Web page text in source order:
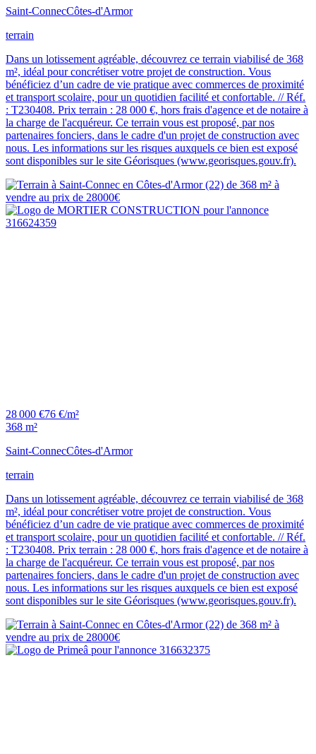
Saint-ConnecCôtes-d'Armor
terrain
Dans un lotissement agréable, découvrez ce terrain viabilisé de 368
m², idéal pour concrétiser votre projet de construction. Vous
bénéficiez d’un cadre de vie pratique avec commerces de proximité
et transport scolaire, pour un quotidien facilité et confortable. // Réf.
: T230408. Prix terrain : 28 000 €, hors frais d'agence et de notaire à
la charge de l'acquéreur. Ce terrain vous est proposé, par nos
partenaires fonciers, dans le cadre d'un projet de construction avec
nous. Les informations sur les risques auxquels ce bien est exposé
sont disponibles sur le site Géorisques (www.georisques.gouv.fr).
28 000 €76 €/m²
368 m²
Saint-ConnecCôtes-d'Armor
terrain
Dans un lotissement agréable, découvrez ce terrain viabilisé de 368
m², idéal pour concrétiser votre projet de construction. Vous
bénéficiez d’un cadre de vie pratique avec commerces de proximité
et transport scolaire, pour un quotidien facilité et confortable. // Réf.
: T230408. Prix terrain : 28 000 €, hors frais d'agence et de notaire à
la charge de l'acquéreur. Ce terrain vous est proposé, par nos
partenaires fonciers, dans le cadre d'un projet de construction avec
nous. Les informations sur les risques auxquels ce bien est exposé
sont disponibles sur le site Géorisques (www.georisques.gouv.fr).